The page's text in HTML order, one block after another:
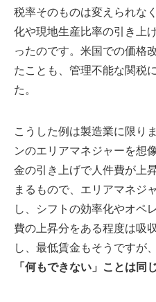
税率そのものは変えられな
化や現地生産比率の引き上
ったのです。米国での価格
たことも、管理不能な関税
た。
こうした例は製造業に限り
ンのエリアマネジャーを想
金の引き上げで人件費が上
まるもので、エリアマネジ
し、シフトの効率化やオペ
費の上昇分をある程度は吸
し、最低賃金もそうですが、
「何もできない」ことは同